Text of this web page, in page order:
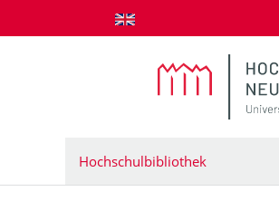
zum Inhalt springen
Hochschulbibliothek